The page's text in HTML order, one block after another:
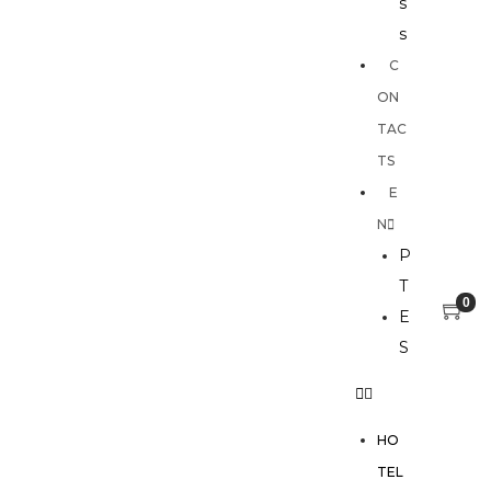
s
C
ON
TAC
TS
E
N
P
T
E
S
HO
TEL
0